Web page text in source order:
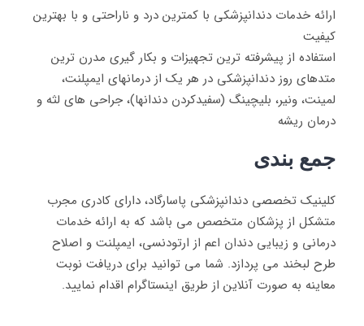
ارائه خدمات دندانپزشکی با کمترین درد و ناراحتی و با بهترین
کیفیت
استفاده از پیشرفته ترین تجهیزات و بکار گیری مدرن ترین
متدهای روز دندانپزشکی در هر یک از درمانهای ایمپلنت،
لمینت، ونیر، بلیچینگ (سفیدکردن دندانها)، جراحی های لثه و
درمان ریشه
جمع بندی
کلینیک تخصصی دندانپزشکی پاسارگاد، دارای کادری مجرب
متشکل از پزشکان متخصص می باشد که به ارائه خدمات
درمانی و زیبایی دندان اعم از ارتودنسی، ایمپلنت و اصلاح
طرح لبخند می پردازد. شما می توانید برای دریافت نوبت
معاینه به صورت آنلاین از طریق اینستاگرام اقدام نمایید.